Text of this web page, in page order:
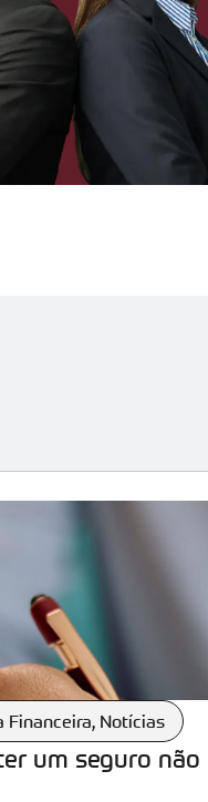
Financeira, Notícias
um seguro